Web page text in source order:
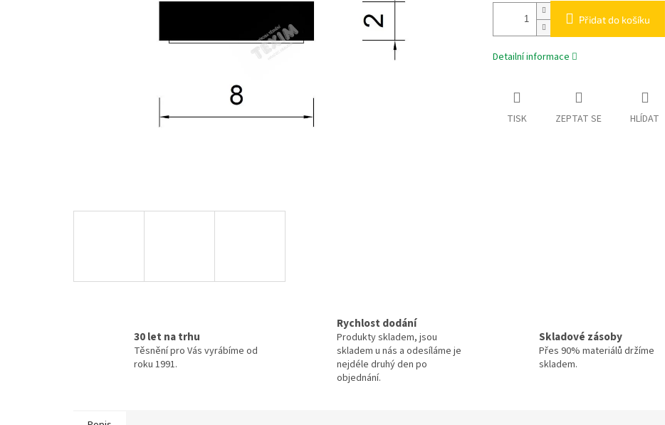
Přidat do košíku
Detailní informace
TISK ZEPTAT SE HLÍDAT
30 let na trhu
Těsnění pro Vás vyrábíme od
roku 1991.
Rychlost dodání
Produkty skladem, jsou
skladem u nás a odesíláme je
nejdéle druhý den po
objednání.
Skladové zásoby
Přes 90% materiálů držíme
skladem.